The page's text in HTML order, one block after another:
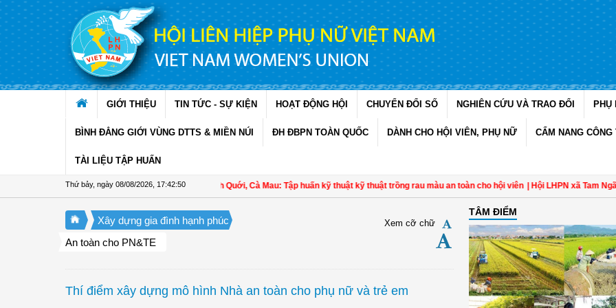
Truy cập nội dung luôn
GIỚI THIỆU TIN TỨC - SỰ KIỆN HOẠT ĐỘNG HỘI CHUYỂN ĐỔI SỐ NGHIÊN CỨU VÀ TRAO ĐỔI PHỤ
BÌNH ĐẲNG GIỚI VÙNG DTTS & MIỀN NÚI ĐH ĐBPN TOÀN QUỐC DÀNH CHO HỘI VIÊN, PHỤ NỮ CẨM NANG CÔNG
TÀI LIỆU TẬP HUẤN
Thứ bảy, ngày 08/08/2026 17:42:51
Hội LHPN xã Ninh Quới, Cà Mau: Tập huấn kỹ thuật kỹ thuật trồng rau màu an toàn cho hội viên | Hội LHPN xã Tam Ngãi,
Xây dựng gia đình hạnh phúc
An toàn cho PN&TE
Xem cỡ chữ
Thí điểm xây dựng mô hình Nhà an toàn cho phụ nữ và trẻ em
TÂM ĐIỂM